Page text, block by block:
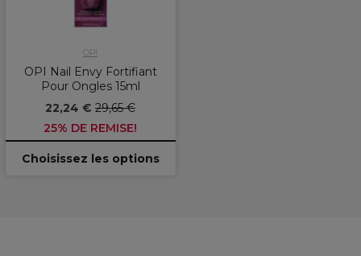
OPI
OPI Nail Envy Fortifiant
Pour Ongles 15ml
22,24 € 29,65 €
25% DE REMISE!
Choisissez les options